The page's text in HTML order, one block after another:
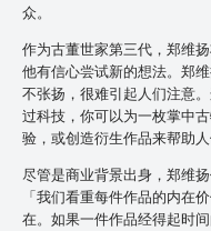
众。
作为古董世家第三代，郑维
他有信心尝试新的想法。郑
不张扬，很难引起人们注意
过科技，你可以为一枚掌中
验，或创造衍生作品来帮助
尽管是商业背景出身，郑维
「我们看重每件作品的内在
在。如果一件作品经得起时